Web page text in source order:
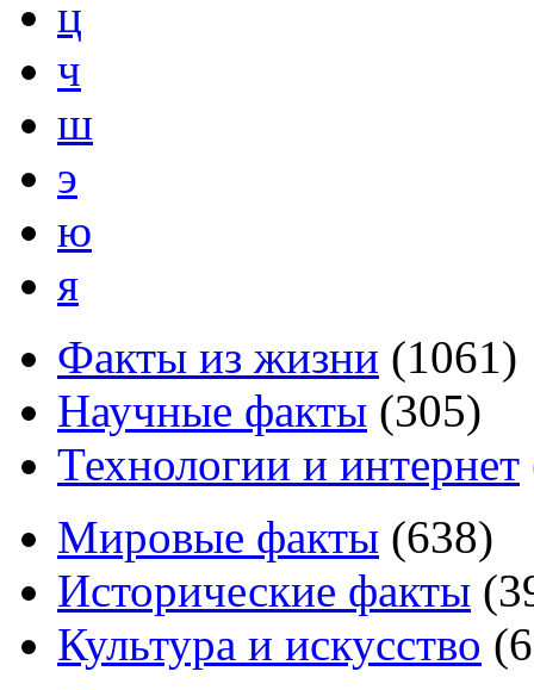
ц
ч
ш
э
ю
я
Факты из жизни (1061)
Научные факты (305)
Технологии и интернет
Мировые факты (638)
Исторические факты (
Культура и искусство (